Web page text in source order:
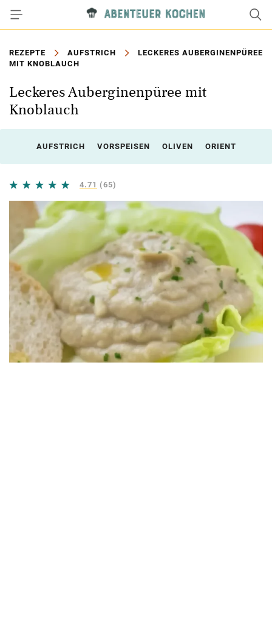
REZEPTE AUFSTRICH
LECKERES AUBERGINENPÜREE
MIT KNOBLAUCH
Leckeres Auberginenpüree mit
Knoblauch
AUFSTRICH VORSPEISEN OLIVEN ORIENT
4.71 (65)